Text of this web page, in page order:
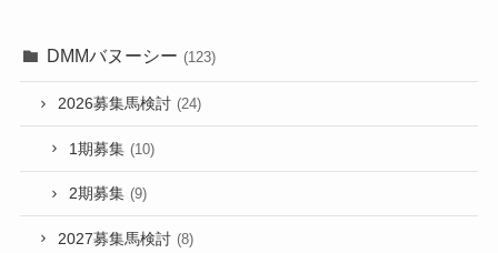
DMMバヌーシー (123)
2026募集馬検討 (24)
1期募集 (10)
2期募集 (9)
2027募集馬検討 (8)